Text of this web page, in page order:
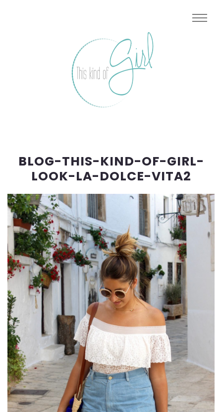
BLOG-THIS-KIND-OF-GIRL-
LOOK-LA-DOLCE-VITA2